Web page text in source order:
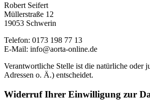
Robert Seifert
Müllerstraße 12
19053 Schwerin
Telefon: 0173 198 77 13
E-Mail: info@aorta-online.de
Verantwortliche Stelle ist die natürliche oder
Adressen o. Ä.) entscheidet.
Widerruf Ihrer Einwilligung zur